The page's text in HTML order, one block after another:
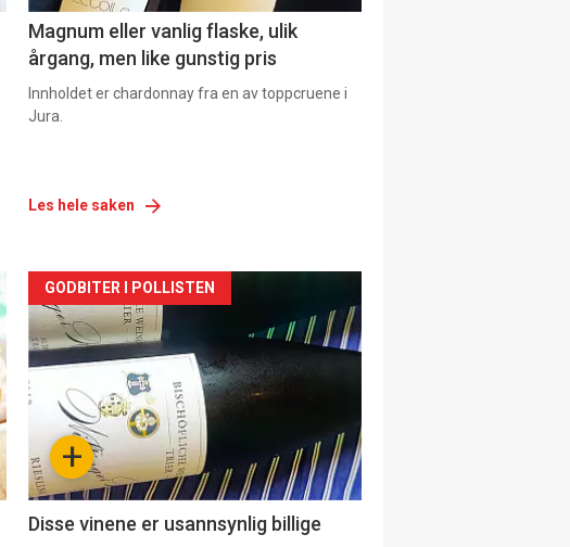
Magnum eller vanlig flaske, ulik
årgang, men like gunstig pris
Innholdet er chardonnay fra en av toppcruene i
Jura.
Les hele saken
Forsiden
akkurat
nå
6 +
GODBITER I POLLISTEN
Disse vinene er usannsynlig billige